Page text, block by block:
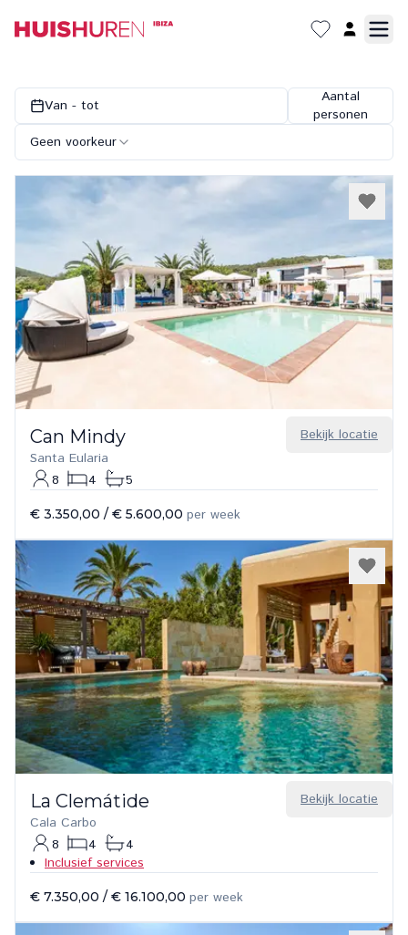
Van - tot
Aantal
personen
Geen voorkeur
Bekijk locatie
Can Mindy
Santa Eularia
8
4 5
€ 3.350,00 / € 5.600,00 per week
Bekijk locatie
La Clemátide
Cala Carbo
8
4
4
Inclusief services
€ 7.350,00 / € 16.100,00 per week